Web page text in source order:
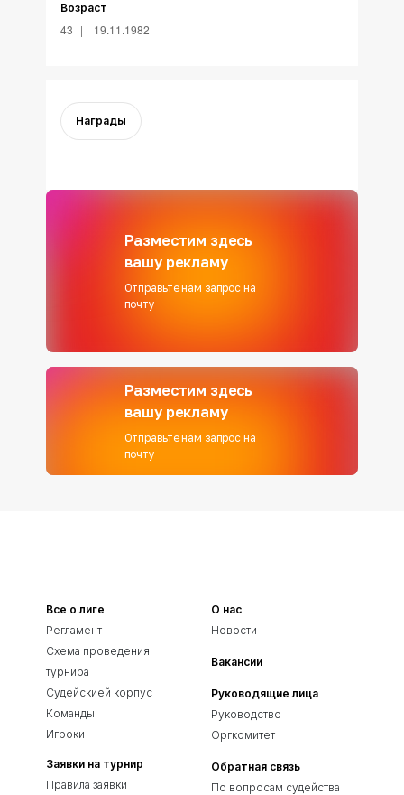
Возраст
43 19.11.1982
Награды
Разместим здесь
вашу рекламу
Отправьте нам запрос на
почту
Разместим здесь
вашу рекламу
Отправьте нам запрос на
почту
Все о лиге
Регламент
Схема проведения
турнира
Судейскией корпус
Команды
Игроки
Заявки на турнир
Правила заявки
О нас
Новости
Вакансии
Руководящие лица
Руководство
Оргкомитет
Обратная связь
По вопросам судейства